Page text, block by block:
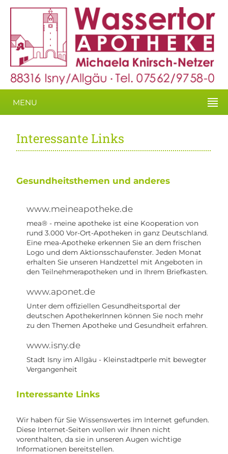
MENU
Interessante Links
Gesundheitsthemen und anderes
www.meineapotheke.de
mea® - meine apotheke ist eine Kooperation von
rund 3.000 Vor-Ort-Apotheken in ganz Deutschland.
Eine mea-Apotheke erkennen Sie an dem frischen
Logo und dem Aktionsschaufenster. Jeden Monat
erhalten Sie unseren Handzettel mit Angeboten in
den Teilnehmerapotheken und in Ihrem Briefkasten.
www.aponet.de
Unter dem offiziellen Gesundheitsportal der
deutschen ApothekerInnen können Sie noch mehr
zu den Themen Apotheke und Gesundheit erfahren.
www.isny.de
Stadt Isny im Allgäu - Kleinstadtperle mit bewegter
Vergangenheit
Interessante Links
Wir haben für Sie Wissenswertes im Internet gefunden.
Diese Internet-Seiten wollen wir Ihnen nicht
vorenthalten, da sie in unseren Augen wichtige
Informationen bereitstellen.